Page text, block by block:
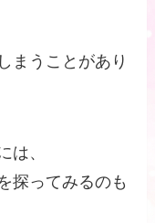
まうことがあり
は、
探ってみるのも